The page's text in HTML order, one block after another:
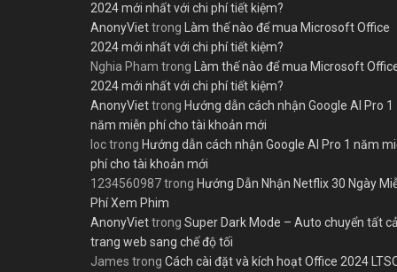
2024 mới nhất với chi phí tiết kiệm?
AnonyViettrong Làm thế nào để mua Microsoft Office
2024 mới nhất với chi phí tiết kiệm?
Nghia Pham trong Làm thế nào để mua Microsoft
2024 mới nhất với chi phí tiết kiệm?
AnonyViettrong Hướng dẫn cách nhận Google AI Pro 1
năm miễn phí cho tài khoản mới
loctrong Hướng dẫn cách nhận Google AI Pro 1 năm
phí cho tài khoản mới
1234560987trong Hướng Dẫn Nhận Netflix 30 Ngày
Phí Xem Phim
AnonyViettrong Super Dark Mode – Auto chuyển tất cả
trang web sang chế độ tối
James trong Cách cài đặt và kích hoạt Office 2024